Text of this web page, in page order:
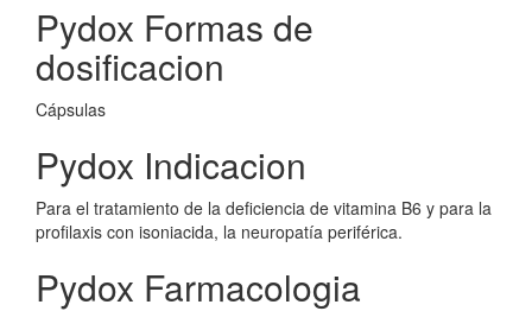
Pydox Formas de
dosificacion
Cápsulas
Pydox Indicacion
Para el tratamiento de la deficiencia de vitamina B6 y para la
profilaxis con isoniacida, la neuropatía periférica.
Pydox Farmacologia